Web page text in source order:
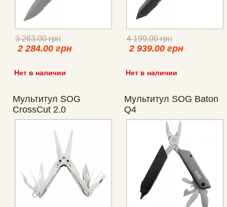
3 263.00 грн
2 284.00 грн
Нет в наличии
4 199.00 грн
2 939.00 грн
Нет в наличии
Мультитул SOG
CrossCut 2.0
Мультитул SOG Baton
Q4